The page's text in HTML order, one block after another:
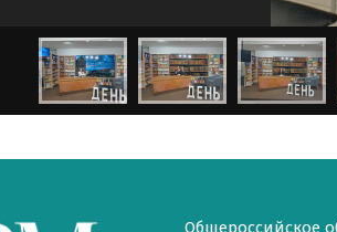
Общероссийское